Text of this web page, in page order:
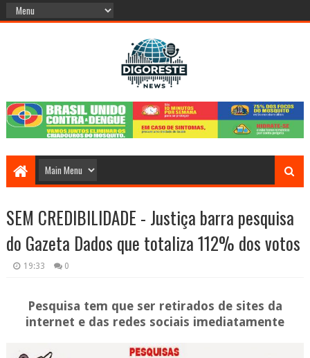
SEM CREDIBILIDADE - Justiça barra pesquisa
do Gazeta Dados que totaliza 112% dos votos
19:33 0
Pesquisa tem que ser retirados de sites da
internet e das redes sociais imediatamente